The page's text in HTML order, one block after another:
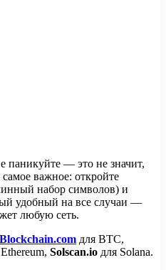
паникуйте — это не значит,
важное: откройте
набор символов) и
удобный на все случаи —
любую сеть.
Blockchain.com для BTC,
Solscan.io для Solana.